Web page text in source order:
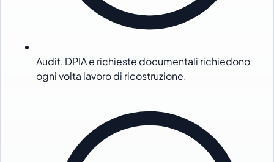
Audit, DPIA e richieste documentali richiedono
ogni volta lavoro di ricostruzione.